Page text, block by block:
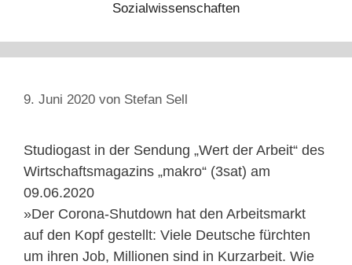
Sozialwissenschaften
9. Juni 2020 von Stefan Sell
Studiogast in der Sendung „Wert der Arbeit“ des
Wirtschaftsmagazins „makro“ (3sat) am
09.06.2020
»Der Corona-Shutdown hat den Arbeitsmarkt
auf den Kopf gestellt: Viele Deutsche fürchten
um ihren Job, Millionen sind in Kurzarbeit. Wie